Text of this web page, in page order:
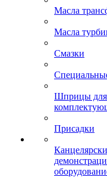
Масла
Масла
Смазки
Шприцы для
Присадки